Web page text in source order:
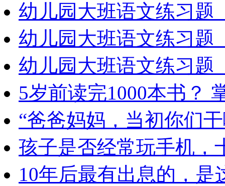
幼儿园大班语文练习题
幼儿园大班语文练习题
幼儿园大班语文练习题
5岁前读完1000本书？
“爸爸妈妈，当初你们
孩子是否经常玩手机，
10年后最有出息的，是